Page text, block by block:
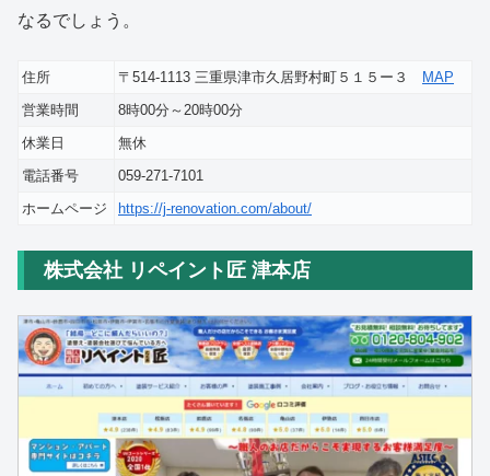
なるでしょう。
住所 〒514-1113 三重県津市久居野村町５１５ー３
MAP
営業時間
8時00分～20時00分
休業日
無休
電話番号
059-271-7101
ホームページ
https://j-renovation.com/about/
株式会社 リペイント匠 津本店